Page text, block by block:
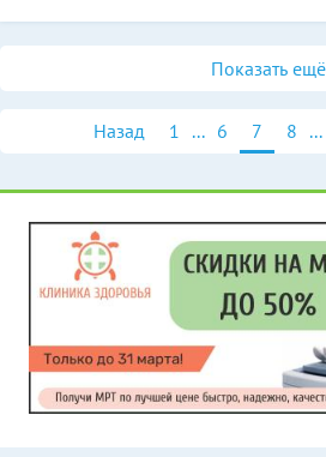
Показать ещё
Назад 1 ... 6 7 8 ...